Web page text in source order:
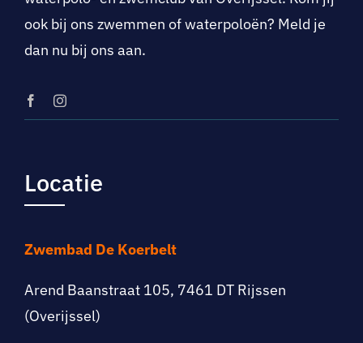
ook bij ons zwemmen of waterpoloën? Meld je
dan nu bij ons aan.
Locatie
Zwembad De Koerbelt
Arend Baanstraat 105, 7461 DT Rijssen
(Overijssel)